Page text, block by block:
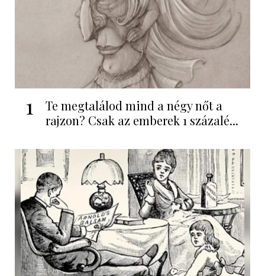
1
Te megtalálod mind a négy nőt a
rajzon? Csak az emberek 1 százalé...